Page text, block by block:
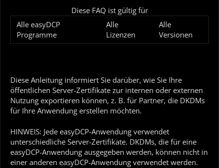
Diese FAQ ist gültig für
Alle easyDCP
Programme
Alle
Lizenzen
Alle
Versionen
Diese Anleitung informiert Sie darüber, wie Sie Ihre
öffentlichen Server-Zertifikate zur internen oder externen
Nutzung exportieren können, z. B. für Partner, die DKDMs
für Ihre Anwendung erstellen möchten.
HINWEIS: Jede easyDCP-Anwendung verwendet
unterschiedliche Server-Zertifikate. DKDMs, die für eine
easyDCP-Anwendung ausgegeben werden, können nicht in
einer anderen easyDCP-Anwendung verwendet werden.